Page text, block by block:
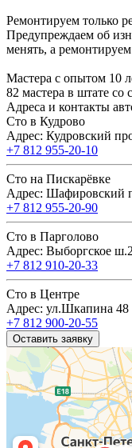
Ремонтируем только
Предупреждаем об
менять, а
Мастера с опытом 10
82 мастера в штате со
Адреса и контакты
Сто в Кудрово
Адрес: Кудровский
+7 812 955-20-10
Сто на Пискарёвке
Адрес: Шафировский
+7 812 955-20-90
Сто в Парголово
Адрес: Выборгское
+7 812 910-20-33
Сто в Центре
Адрес: ул.Шкапина 48
+7 812 900-20-55
Оставить заявку